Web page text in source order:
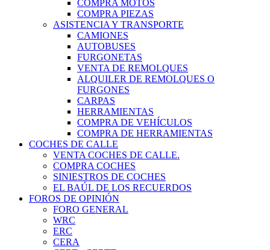
COMPRA MOTOS
COMPRA PIEZAS
ASISTENCIA Y TRANSPORTE
CAMIONES
AUTOBUSES
FURGONETAS
VENTA DE REMOLQUES
ALQUILER DE REMOLQUES O
FURGONES
CARPAS
HERRAMIENTAS
COMPRA DE VEHÍCULOS
COMPRA DE HERRAMIENTAS
COCHES DE CALLE
VENTA COCHES DE CALLE.
COMPRA COCHES
SINIESTROS DE COCHES
EL BAÚL DE LOS RECUERDOS
FOROS DE OPINIÓN
FORO GENERAL
WRC
ERC
CERA